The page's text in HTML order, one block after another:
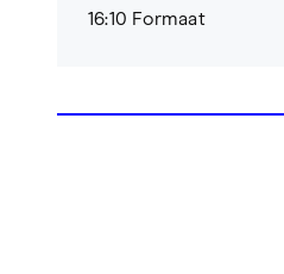
16:10 Formaat